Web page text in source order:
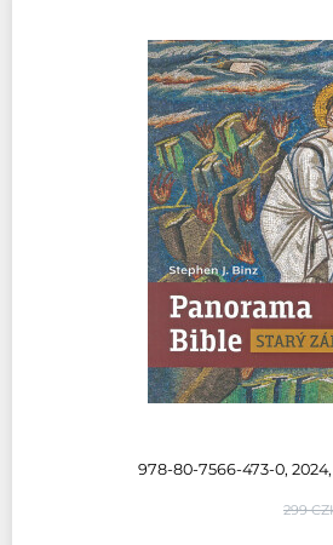
978-80-7566-473-0, 2024,
299